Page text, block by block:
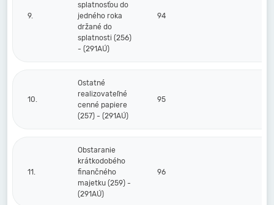
9.
splatnosťou do
jedného roka
držané do
splatnosti (256)
- (291AÚ)
94
10.
Ostatné
realizovateľné
cenné papiere
(257) - (291AÚ)
95
11.
Obstaranie
krátkodobého
finančného
majetku (259) -
(291AÚ)
96